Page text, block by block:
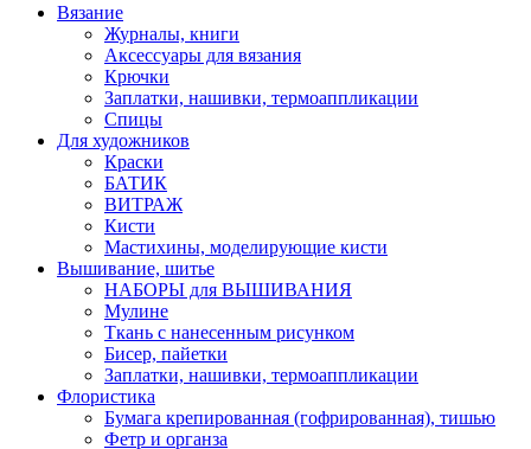
Вязание
Журналы, книги
Аксессуары для вязания
Крючки
Заплатки, нашивки, термоаппликации
Спицы
Для художников
Краски
БАТИК
ВИТРАЖ
Кисти
Мастихины, моделирующие кисти
Вышивание, шитье
НАБОРЫ для ВЫШИВАНИЯ
Мулине
Ткань с нанесенным рисунком
Бисер, пайетки
Заплатки, нашивки, термоаппликации
Флористика
Бумага крепированная (гофрированная), тишью
Фетр и органза